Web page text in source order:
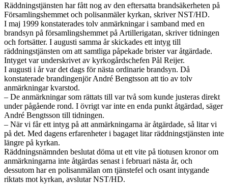
Räddningstjänsten har fått nog av den eftersatta brandsäkerheten på
Församlingshemmet och polisanmäler kyrkan, skriver NST/HD.
I maj 1999 konstaterades tolv anmärkningar i samband med en
brandsyn på församlingshemmet på Artillerigatan, skriver tidningen
och fortsätter. I augusti samma år skickades ett intyg till
räddningstjänsten om att samtliga påpekade brister var åtgärdade.
Intyget var underskrivet av kyrkogårdschefen Pål Reijer.
I augusti i år var det dags för nästa ordinarie brandsyn. Då
konstaterade brandingenjör André Bengtsson att tio av tolv
anmärkningar kvarstod.
– De anmärkningar som rättats till var två som kunde justeras direkt
under pågående rond. I övrigt var inte en enda punkt åtgärdad, säger
André Bengtsson till tidningen.
– När vi får ett intyg på att anmärkningarna är åtgärdade, så litar vi
på det. Med dagens erfarenheter i bagaget litar räddningstjänsten inte
längre på kyrkan.
Räddningsnämnden beslutat döma ut ett vite på tiotusen kronor om
anmärkningarna inte åtgärdas senast i februari nästa år, och
dessutom har en polisanmälan om tjänstefel och osant intygande
riktats mot kyrkan, avslutar NST/HD.